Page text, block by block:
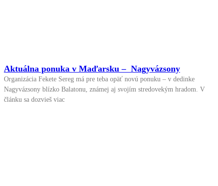
Aktuálna ponuka v Maďarsku – Nagyvázsony
Organizácia Fekete Sereg má pre teba opäť novú ponuku – v dedinke
Nagyvázsony blízko Balatonu, známej aj svojím stredovekým hradom. V
článku sa dozvieš viac